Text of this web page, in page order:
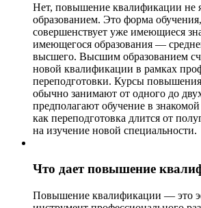
Нет, повышение квалификации не
образованием. Это форма
совершенствует уже имеющиеся
имеющегося образования —
высшего. Высшим образованием
новой квалификации в рамках
переподготовки. Курсы
обычно занимают от одного до
предполагают обучение в
как переподготовка длится от
на изучение новой специальности.
Что дает повышение
Повышение квалификации — это